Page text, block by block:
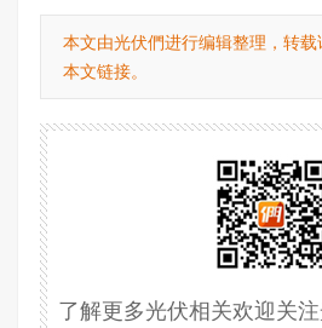
本文由光伏們进行编辑整理，转
本文链接。
了解更多光伏相关欢迎关